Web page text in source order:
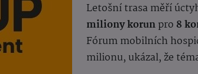
Letošní trasa měří
miliony korunpro 8
Fórum mobilních
milionu, ukázal, že